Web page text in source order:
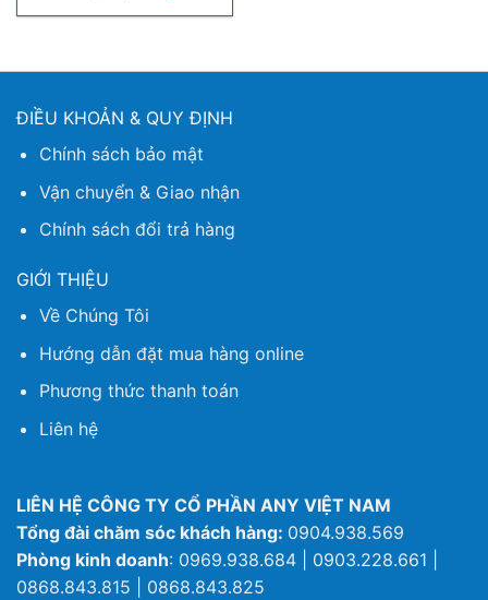
ĐIỀU KHOẢN & QUY ĐỊNH
Chính sách bảo mật
Vận chuyển & Giao nhận
Chính sách đổi trả hàng
GIỚI THIỆU
Về Chúng Tôi
Hướng dẫn đặt mua hàng online
Phương thức thanh toán
Liên hệ
LIÊN HỆ CÔNG TY CỔ PHẦN ANY VIỆT NAM
Tổng đài chăm sóc khách hàng: 0904.938.569
Phòng kinh doanh: 0969.938.684 | 0903.228.661 |
0868.843.815 | 0868.843.825